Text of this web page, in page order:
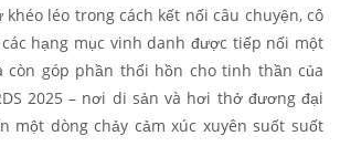
léo trong cách kết nối câu chuyện, cô
hạng mục vinh danh được tiếp nối một
còn góp phần thổi hồn cho tinh thần của
2025 – nơi di sản và hơi thở đương đại
một dòng chảy cảm xúc xuyên suốt suốt